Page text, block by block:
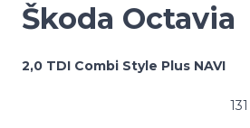
Škoda Octavia
2,0 TDI Combi Style Plus NAVI